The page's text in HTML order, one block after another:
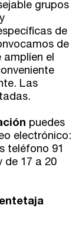
grupos
de
de
amplíen el
Las
puedes
electrónico:
teléfono 91
de 17 a 20